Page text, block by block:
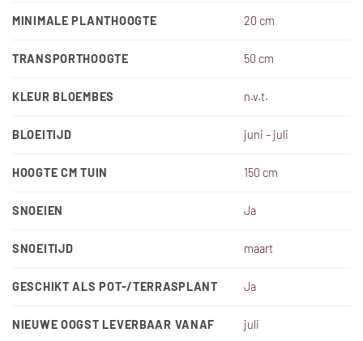
MINIMALE PLANTHOOGTE 20 cm
TRANSPORTHOOGTE 50 cm
KLEUR BLOEMBES n.v.t.
BLOEITIJD juni – juli
HOOGTE CM TUIN 150 cm
SNOEIEN Ja
SNOEITIJD maart
GESCHIKT ALS POT-/TERRASPLANT Ja
NIEUWE OOGST LEVERBAAR VANAF juli